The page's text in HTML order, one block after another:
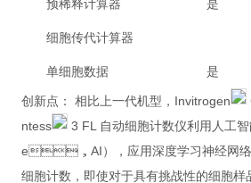
预稀释计算器 是
细胞传代计算器
单细胞数据 是
创新点： 相比上一代机型，Invitrogen
ntess
3 FL 自动细胞计数仪利用人工
e，AI），应用深度学习神经网
细胞计数，即使对于具有挑战性的细胞样